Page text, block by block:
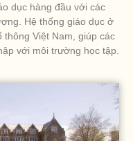
dục hàng đầu với các
Hệ thống giáo dục ở
Việt Nam, giúp các
với môi trường học tập.